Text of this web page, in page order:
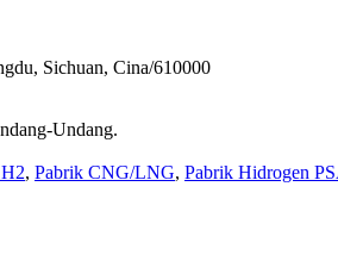
Sichuan, Cina/610000
Undang.
, Pabrik CNG/LNG, Pabrik Hidrogen